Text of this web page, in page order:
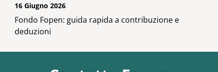
16 Giugno 2026
Fondo Fopen: guida rapida a contribuzione e
deduzioni